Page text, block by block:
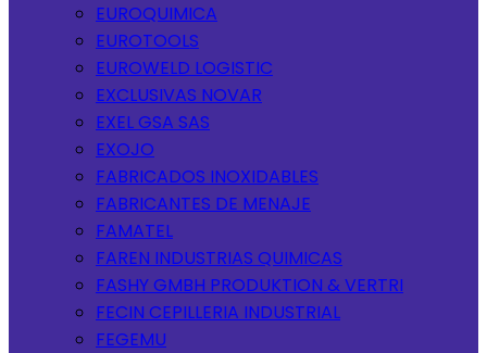
EUROQUIMICA
EUROTOOLS
EUROWELD LOGISTIC
EXCLUSIVAS NOVAR
EXEL GSA SAS
EXOJO
FABRICADOS INOXIDABLES
FABRICANTES DE MENAJE
FAMATEL
FAREN INDUSTRIAS QUIMICAS
FASHY GMBH PRODUKTION & VERTRI
FECIN CEPILLERIA INDUSTRIAL
FEGEMU